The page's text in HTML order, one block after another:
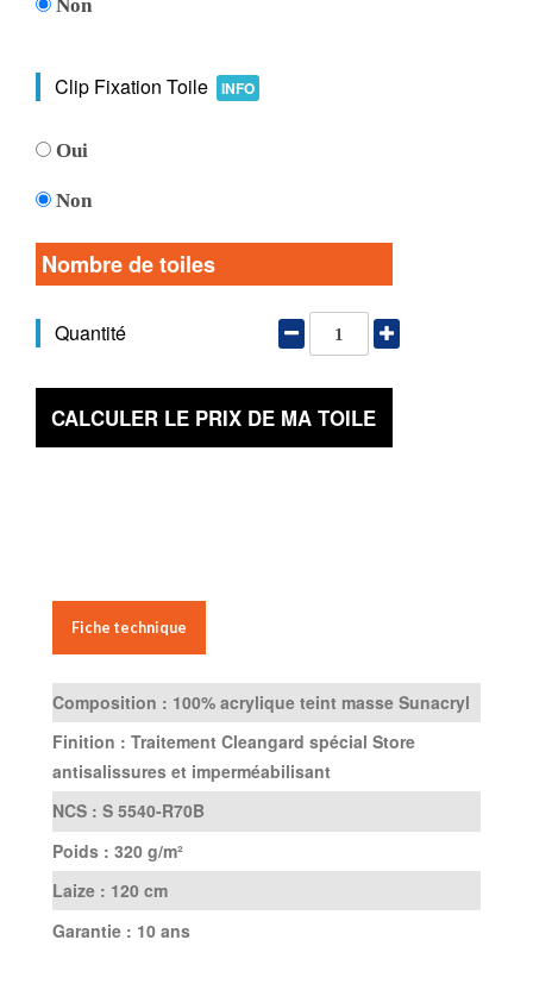
Non
Clip Fixation Toile INFO
Oui
Non
Nombre de toiles
Quantité
CALCULER LE PRIX DE MA TOILE
Fiche technique
Composition : 100% acrylique teint masse Sunacryl
Finition : Traitement Cleangard spécial Store
antisalissures et imperméabilisant
NCS : S 5540-R70B
Poids : 320 g/m²
Laize : 120 cm
Garantie : 10 ans